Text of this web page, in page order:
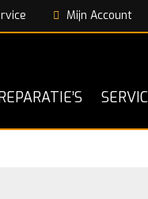
Mijn Account